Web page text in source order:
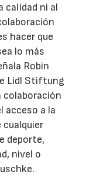
calidad ni al
hacer que
lo más
Robin
Lidl Stiftung
colaboración
a la
cualquier
deporte,
nivel o